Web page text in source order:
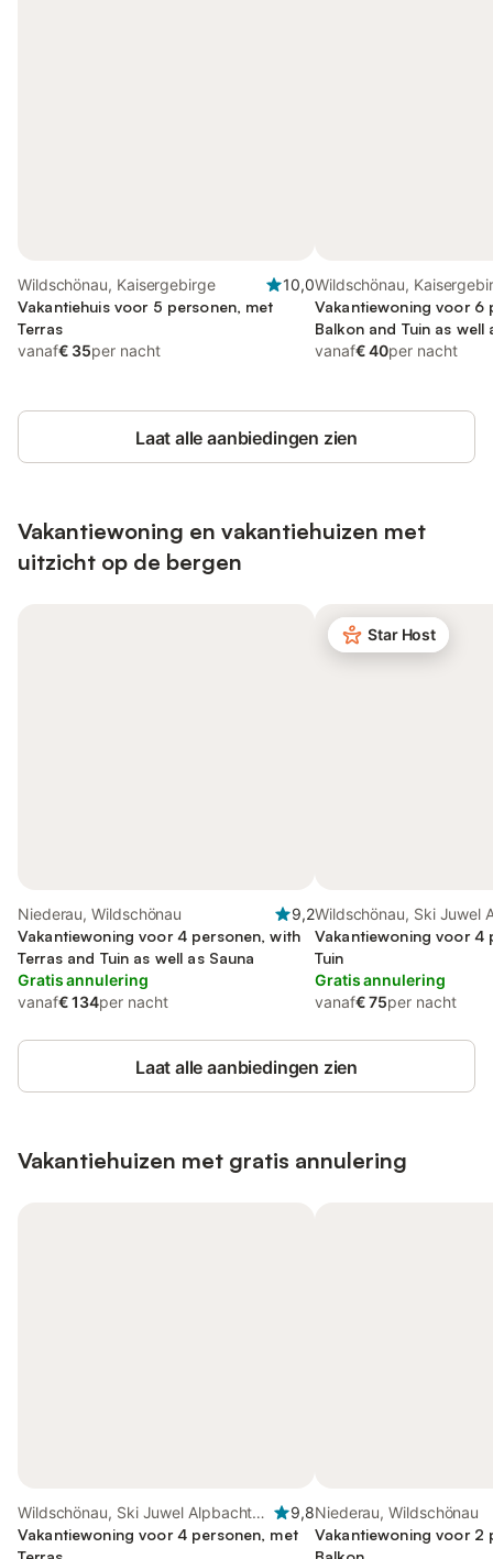
Wildschönau, Kaisergebirge
10,0
Vakantiehuis voor 5 personen, met
Terras
vanaf€ 35per nacht
Wildschönau,
Vakantiewoning voor 6
Balkon and Tuin as well
vanaf€ 40per nacht
Laat alle aanbiedingen zien
Vakantiewoning en vakantiehuizen met
uitzicht op de bergen
Niederau, Wildschönau
9,2
Vakantiewoning voor 4 personen, with
Terras and Tuin as well as Sauna
Gratis annulering
vanaf€ 134per nacht
Star Host
Wildschönau, Ski Juwel
Wildschönau
Vakantiewoning voor 4
Tuin
Gratis annulering
vanaf€ 75per nacht
Laat alle aanbiedingen zien
Vakantiehuizen met gratis annulering
Wildschönau, Ski Juwel Alpbachtal
Wildschönau
9,8
Vakantiewoning voor 4 personen, met
Niederau, Wildschönau
Vakantiewoning voor 2